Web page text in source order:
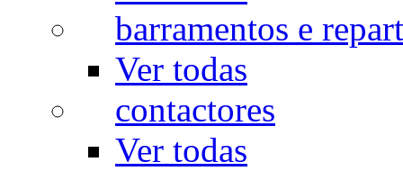
barramentos e
Ver todas
contactores
Ver todas